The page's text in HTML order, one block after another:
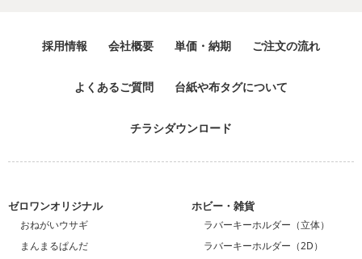
採用情報 会社概要 単価・納期 ご注文の流れ
よくあるご質問 台紙や布タグについて
チラシダウンロード
ゼロワンオリジナル
おねがいウサギ
まんまるぱんだ
ホビー・雑貨
ラバーキーホルダー（立体）
ラバーキーホルダー（2D）